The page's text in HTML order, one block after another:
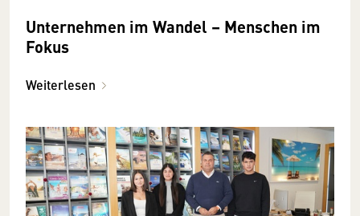
Unternehmen im Wandel – Menschen im
Fokus
Weiterlesen